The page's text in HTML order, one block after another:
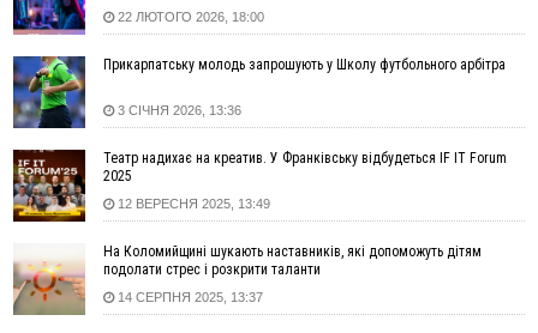
майже 64 тисячі гривень
13:13
У четвер на Прикарпатті очікується сильна спека до 39°
13:00
На Снятинщині спіймали чоловіка, який зливав з цистерни
у полі невідому речовину
12:29
У МОЗ змінили підхід до госпіталізації та оновили правила
роботи стаціонарів
12:07
На межі Прикарпаття і Тернопільщини невідомі засипали
русло Золотої Липи та облаштували переправу
рекорди
11:17
Росія вдарила по Харкову "Бандероллю": є постраждалі,
пошкоджено цивільне підприємство
22 ЛЮТОГО 2026, 18:00
Прикарпатську молодь запрошують у Школу футбольного арбітра
3 СІЧНЯ 2026, 13:36
Театр надихає на креатив. У Франківську відбудеться IF IT Forum
2025
12 ВЕРЕСНЯ 2025, 13:49
На Коломийщині шукають наставників, які допоможуть дітям
подолати стрес і розкрити таланти
14 СЕРПНЯ 2025, 13:37